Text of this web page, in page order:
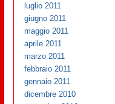
luglio 2011
giugno 2011
maggio 2011
aprile 2011
marzo 2011
febbraio 2011
gennaio 2011
dicembre 2010